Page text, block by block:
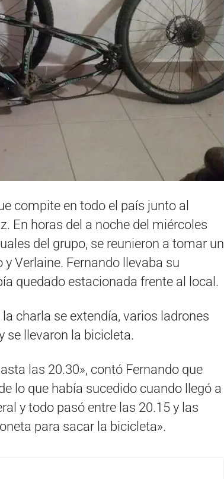
compite en todo el país junto al
En horas del a noche del miércoles
del grupo, se reunieron a tomar un
Verlaine. Fernando llevaba su
quedado estacionada frente al local.
charla se extendía, varios ladrones
se llevaron la bicicleta.
las 20.30», contó Fernando que
lo que había sucedido cuando llegó a
y todo pasó entre las 20.15 y las
para sacar la bicicleta».